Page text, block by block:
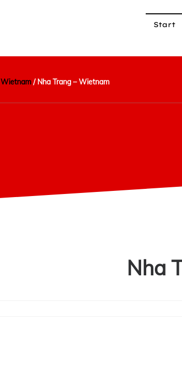
Start
Wietnam / Nha Trang – Wietnam
Nha